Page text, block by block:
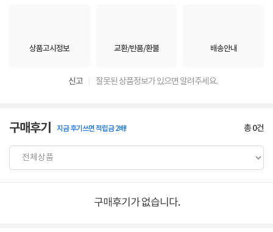
상품고시정보 교환/반품/환불 배송안내
신고 잘못된 상품정보가 있으면 알려주세요.
구매후기 지금 후기쓰면 적립금 2배! 총0건
구매후기가 없습니다.